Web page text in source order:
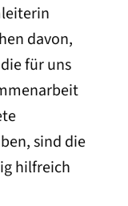
davon,
für uns
sind die
hilfreich